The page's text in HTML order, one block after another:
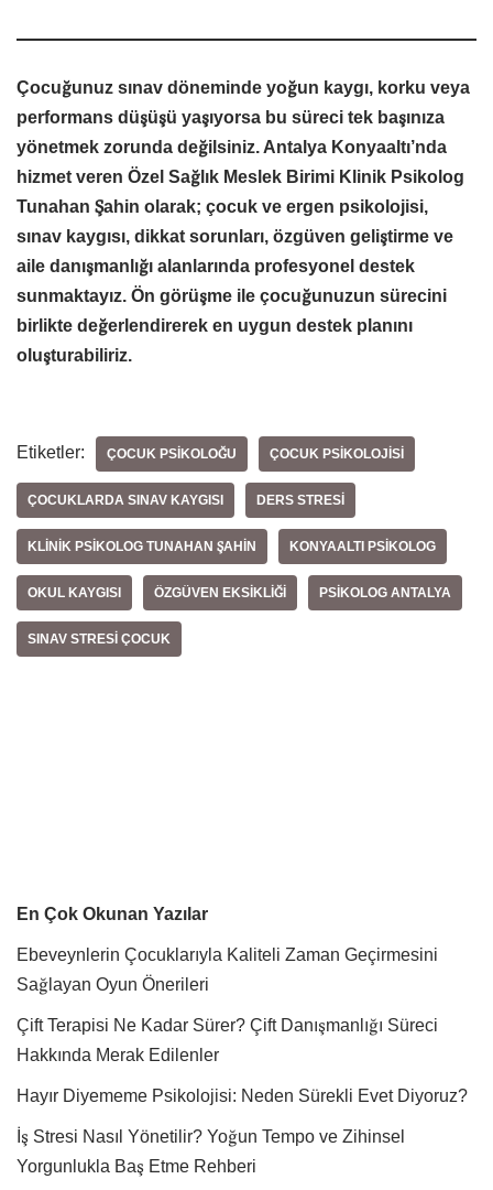
Çocuğunuz sınav döneminde yoğun kaygı, korku veya
performans düşüşü yaşıyorsa bu süreci tek başınıza
yönetmek zorunda değilsiniz. Antalya Konyaaltı’nda
hizmet veren Özel Sağlık Meslek Birimi Klinik Psikolog
Tunahan Şahin olarak; çocuk ve ergen psikolojisi,
sınav kaygısı, dikkat sorunları, özgüven geliştirme ve
aile danışmanlığı alanlarında profesyonel destek
sunmaktayız. Ön görüşme ile çocuğunuzun sürecini
birlikte değerlendirerek en uygun destek planını
oluşturabiliriz.
Etiketler: ÇOCUK PSIKOLOĞU ÇOCUK PSIKOLOJISI
ÇOCUKLARDA SINAV KAYGISI DERS STRESI
KLINIK PSIKOLOG TUNAHAN ŞAHIN KONYAALTI PSIKOLOG
OKUL KAYGISI ÖZGÜVEN EKSIKLIĞI PSIKOLOG ANTALYA
SINAV STRESI ÇOCUK
En Çok Okunan Yazılar
Ebeveynlerin Çocuklarıyla Kaliteli Zaman Geçirmesini
Sağlayan Oyun Önerileri
Çift Terapisi Ne Kadar Sürer? Çift Danışmanlığı Süreci
Hakkında Merak Edilenler
Hayır Diyememe Psikolojisi: Neden Sürekli Evet Diyoruz?
İş Stresi Nasıl Yönetilir? Yoğun Tempo ve Zihinsel
Yorgunlukla Baş Etme Rehberi